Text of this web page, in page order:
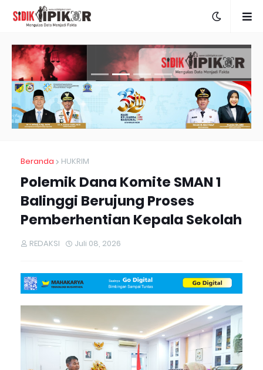
Beranda HUKRIM
Polemik Dana Komite SMAN 1
Balinggi Berujung Proses
Pemberhentian Kepala Sekolah
REDAKSI Juli 08, 2026